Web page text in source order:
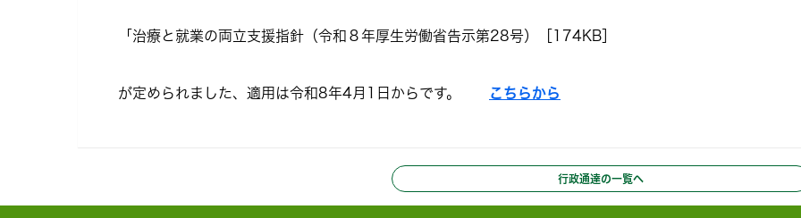
「治療と就業の両立支援指針（令和８年厚生労働省告示第28号）［174KB］
が定められました、適用は令和8年4月1日からです。 こちらから
行政通達の一覧へ